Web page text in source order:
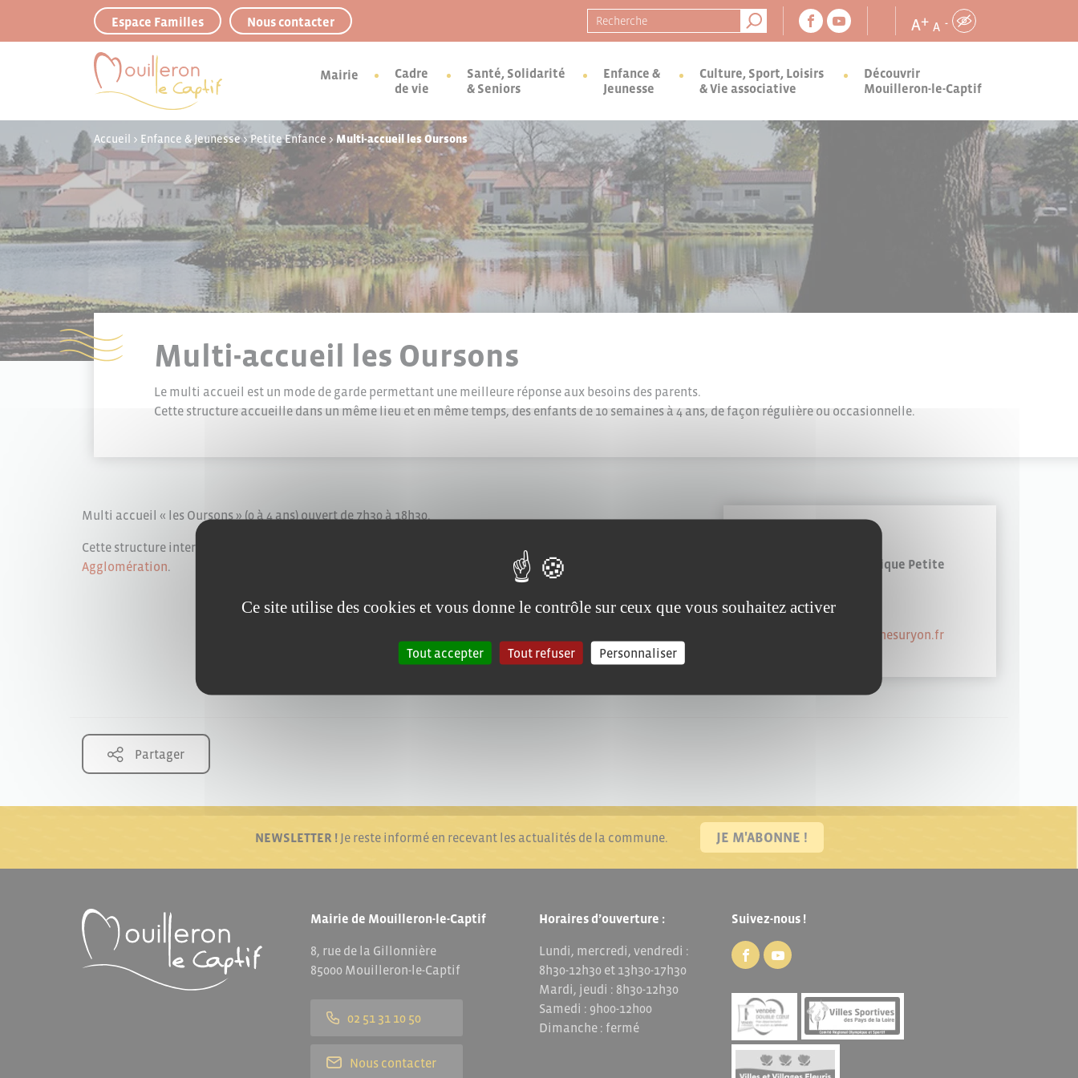
Espace Familles Nous contacter Recherche pour : A+ A -
Mairie
Cadre
de vie
Santé, Solidarité
& Seniors
Enfance &
Jeunesse
Culture, Sport, Loisirs
& Vie associative
Découvrir
Mouilleron-le-Captif
Accueil > Enfance & Jeunesse>Petite Enfance > Multi-accueil les Oursons
Multi-accueil les Oursons
Le multi accueil est un mode de garde permettant une meilleure réponse aux besoins des parents.
Cette structure accueille dans un même lieu et en même temps, des enfants de 10 semaines à 4 ans, de façon régulière ou occasionnelle.
Multi accueil « les Oursons » (0 à 4 ans) ouvert de 7h30 à 18h30.
Cette structure intercommunale située à Mouilleron le Captif est gérée par
La Roche sur Yon
Agglomération.
EN SAVOIR PLUS
Contactez le guichet unique Petite
02 51 47 48 66
petiteenfance@larochesuryon.fr
Partager
NEWSLETTER !Je reste informé en recevant les actualités de la commune. JE M'ABONNE !
Mairie de Mouilleron-le-Captif
8, rue de la Gillonnière
85000 Mouilleron-le-Captif
02 51 31 10 50
Nous contacter
Horaires d’ouverture :
Lundi, mercredi, vendredi :
8h30-12h30 et 13h30-17h30
Mardi, jeudi : 8h30-12h30
Samedi : 9h00-12h00
Dimanche : fermé
Suivez-nous !
Panneau de gestion des cookies
Ce site utilise des cookies et vous donne le contrôle sur ceux que vous souhaitez activer
Tout accepter Tout refuser Personnaliser